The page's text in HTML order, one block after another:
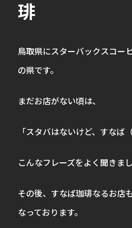
琲
鳥取県にスターバックスコー
の県です。
まだお店がない頃は、
「スタバはないけど、すなば
こんなフレーズをよく聞きまし
その後、すなば珈琲なるお店
なっております。